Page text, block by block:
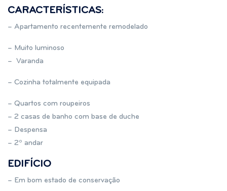
CARACTERÍSTICAS:
– Apartamento recentemente remodelado
– Muito luminoso
– Varanda
– Cozinha totalmente equipada
– Quartos com roupeiros
– 2 casas de banho com base de duche
– Despensa
– 2º andar
EDIFÍCIO
– Em bom estado de conservação